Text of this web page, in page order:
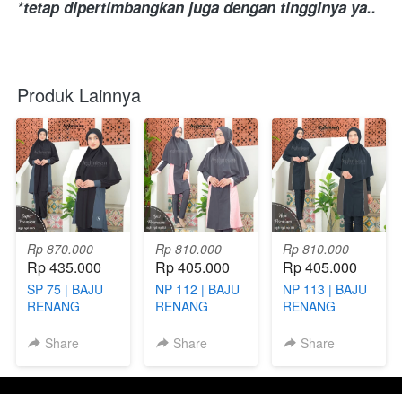
Produk Lainnya
Rp 870.000
Rp 435.000
SP 75 | BAJU
RENANG
MUSLIMAH
Share
Rp 810.000
Rp 405.000
NP 112 | BAJU
RENANG
MUSLIMAH
Share
Rp 810.000
Rp 405.000
NP 113 | BAJU
RENANG
MUSLIMAH
Share